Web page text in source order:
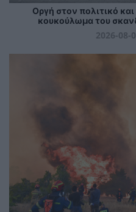
Οργή στον πολιτικό
κουκούλωμα του
2026-08-